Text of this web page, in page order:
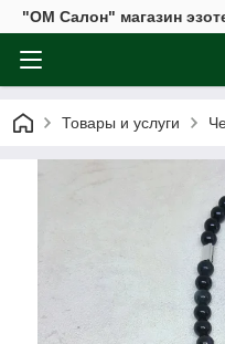
"ОМ Салон" магазин
Товары и услуги